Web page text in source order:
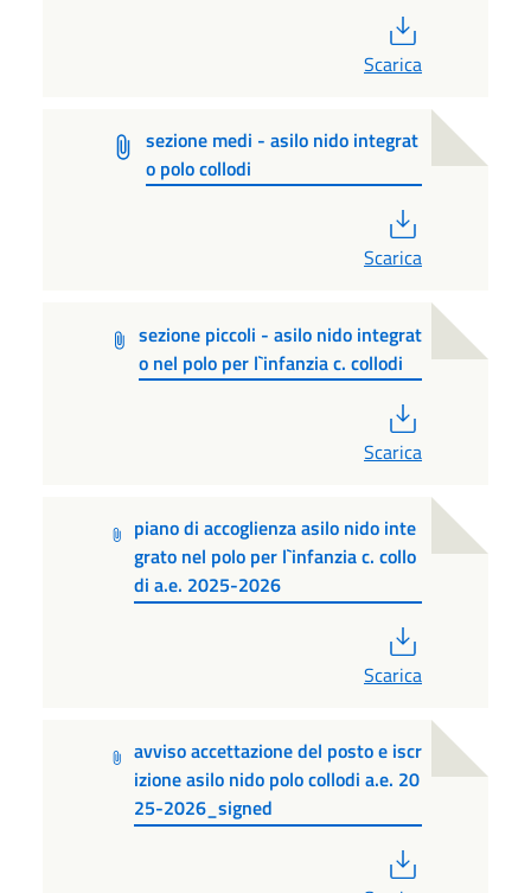
Scarica
sezione medi - asilo nido integrat
o polo collodi
Scarica
sezione piccoli - asilo nido integrat
o nel polo per l`infanzia c. collodi
Scarica
piano di accoglienza asilo nido inte
grato nel polo per l`infanzia c. collo
di a.e. 2025-2026
Scarica
avviso accettazione del posto e iscr
izione asilo nido polo collodi a.e. 20
25-2026_signed